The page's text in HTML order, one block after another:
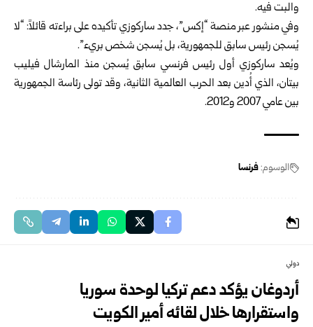
والبت فيه.
وفي منشور عبر منصة “إكس”، جدد ساركوزي تأكيده على براءته قائلاً: “لا
يُسجن رئيس سابق للجمهورية، بل يُسجن شخص بريء”.
ويُعد ساركوزي أول رئيس فرنسي سابق يُسجن منذ المارشال فيليب
بيتان، الذي أُدين بعد الحرب العالمية الثانية، وقد تولى رئاسة الجمهورية
بين عامي 2007 و2012.
الوسوم:فرنسا
دولي
أردوغان يؤكد دعم تركيا لوحدة سوريا
واستقرارها خلال لقائه أمير الكويت